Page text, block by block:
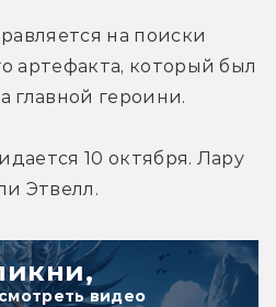
на поиски
артефакта, который был
главной героини.
10 октября. Лару
Этвелл.
видео